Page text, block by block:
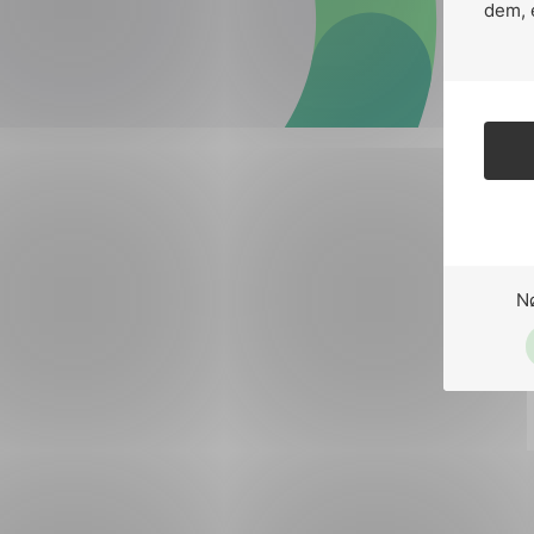
dem,
Forsvar og beredskap
Industri og automatisering
Lavspenning
Maritime elinstallasjoner